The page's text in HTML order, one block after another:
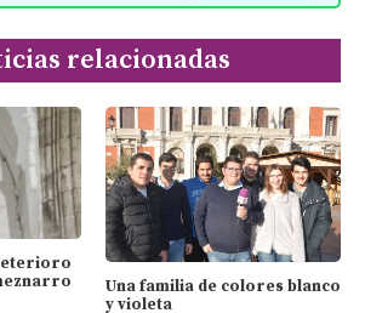
relacionadas
Una familia de colores blanco
y violeta